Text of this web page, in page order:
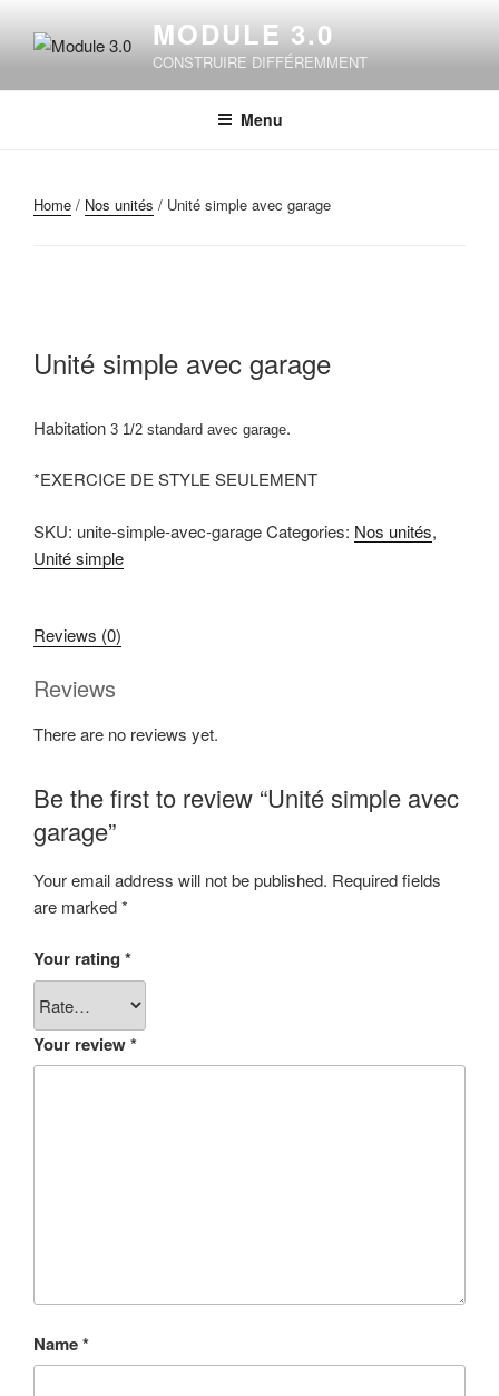
MODULE 3.0
CONSTRUIRE DIFFÉREMMENT
Menu
Home / Nos unités / Unité simple avec garage
Unité simple avec garage
Habitation 3 1/2 standard avec garage.
*EXERCICE DE STYLE SEULEMENT
SKU: unite-simple-avec-garageCategories: Nos unités,
Unité simple
Reviews (0)
Reviews
There are no reviews yet.
Be the first to review “Unité simple avec
garage”
Your email address will not be published. Required fields
are marked*
Your rating *
Your review*
Name*